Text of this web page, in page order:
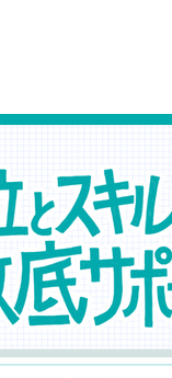
の5つのポイント
るか
か
い充実しているか
リット
られる
ンを維持できる
に質問できる
ある